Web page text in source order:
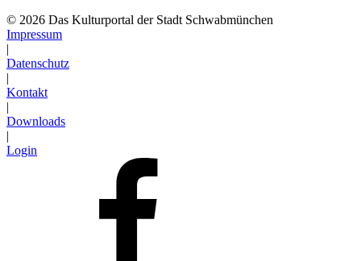
© 2026 Das Kulturportal der Stadt Schwabmünchen
Impressum
|
Datenschutz
|
Kontakt
|
Downloads
|
Login